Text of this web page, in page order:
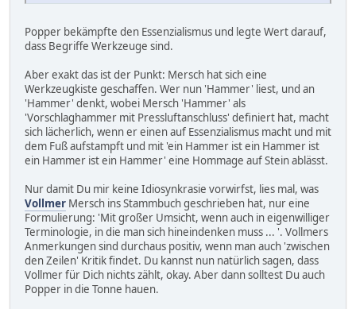
Popper bekämpfte den Essenzialismus und legte Wert darauf,
dass Begriffe Werkzeuge sind.
Aber exakt das ist der Punkt: Mersch hat sich eine
Werkzeugkiste geschaffen. Wer nun 'Hammer' liest, und an
'Hammer' denkt, wobei Mersch 'Hammer' als
'Vorschlaghammer mit Pressluftanschluss' definiert hat, macht
sich lächerlich, wenn er einen auf Essenzialismus macht und mit
dem Fuß aufstampft und mit 'ein Hammer ist ein Hammer ist
ein Hammer ist ein Hammer' eine Hommage auf Stein ablässt.
Nur damit Du mir keine Idiosynkrasie vorwirfst, lies mal, was
Vollmer Mersch ins Stammbuch geschrieben hat, nur eine
Formulierung: 'Mit großer Umsicht, wenn auch in eigenwilliger
Terminologie, in die man sich hineindenken muss ... '. Vollmers
Anmerkungen sind durchaus positiv, wenn man auch 'zwischen
den Zeilen' Kritik findet. Du kannst nun natürlich sagen, dass
Vollmer für Dich nichts zählt, okay. Aber dann solltest Du auch
Popper in die Tonne hauen.